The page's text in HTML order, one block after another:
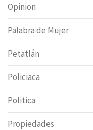
Opinion
Palabra de Mujer
Petatlán
Policiaca
Politica
Propiedades